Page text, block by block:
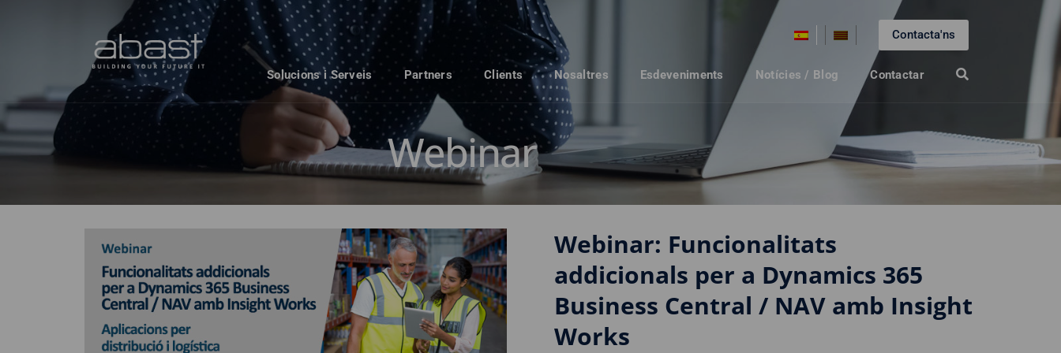
Contacta'ns
Solucions i Serveis Partners Clients Nosaltres Esdeveniments Notícies / Blog Contactar
Webinar
Webinar: Funcionalitats
addicionals per a Dynamics 365
Business Central / NAV amb Insight
Works